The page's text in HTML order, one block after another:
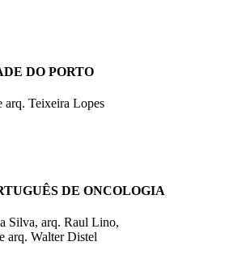
DO PORTO
arq. Teixeira Lopes
DE ONCOLOGIA
Silva, arq. Raul Lino,
arq. Walter Distel